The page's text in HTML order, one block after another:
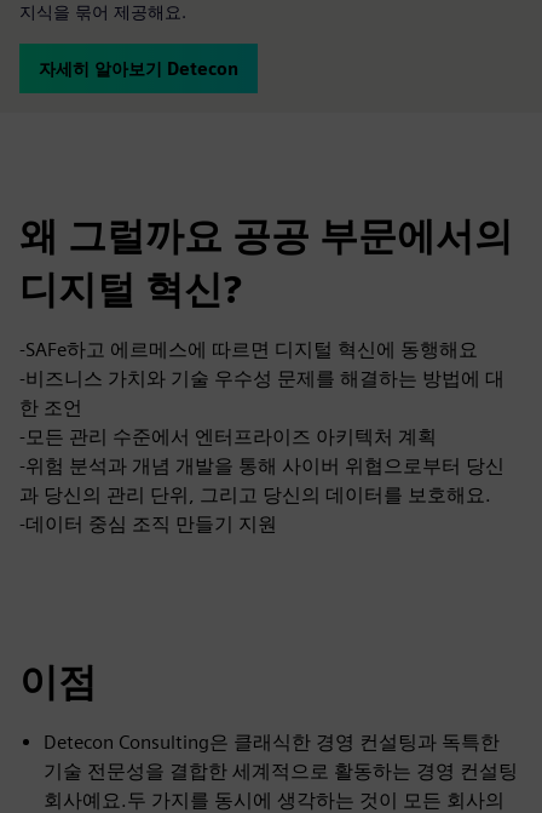
지식을 묶어 제공해요.
자세히 알아보기 Detecon
왜 그럴까요 공공 부문에서의
디지털 혁신?
-SAFe하고 에르메스에 따르면 디지털 혁신에 동행해요
-비즈니스 가치와 기술 우수성 문제를 해결하는 방법에 대
한 조언
-모든 관리 수준에서 엔터프라이즈 아키텍처 계획
-위험 분석과 개념 개발을 통해 사이버 위협으로부터 당신
과 당신의 관리 단위, 그리고 당신의 데이터를 보호해요.
-데이터 중심 조직 만들기 지원
이점
Detecon Consulting은 클래식한 경영 컨설팅과 독특한
기술 전문성을 결합한 세계적으로 활동하는 경영 컨설팅
회사예요.두 가지를 동시에 생각하는 것이 모든 회사의